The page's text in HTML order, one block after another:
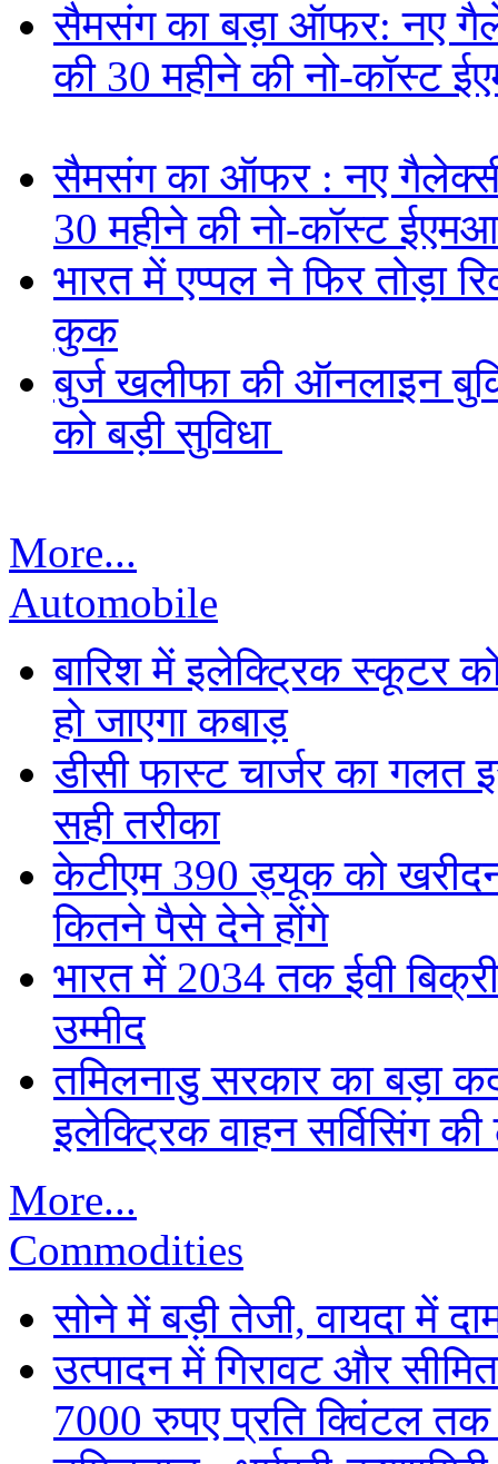
सैमसंग का बड़ा ऑफर: नए
की 30 महीने की नो-कॉस्ट
सैमसंग का ऑफर : नए
30 महीने की नो-कॉस्ट
भारत में एप्पल ने फिर तोड़ा
कुक
बुर्ज खलीफा की ऑनलाइन
को बड़ी सुविधा
More...
Automobile
बारिश में इलेक्ट्रिक स्कूटर को
हो जाएगा कबाड़
डीसी फास्ट चार्जर का गलत
सही तरीका
केटीएम 390 ड्यूक को
कितने पैसे देने होंगे
भारत में 2034 तक ईवी
उम्मीद
तमिलनाडु सरकार का बड़ा
इलेक्ट्रिक वाहन सर्विसिंग
More...
Commodities
सोने में बड़ी तेजी, वायदा में
उत्पादन में गिरावट और
7000 रुपए प्रति क्विंटल